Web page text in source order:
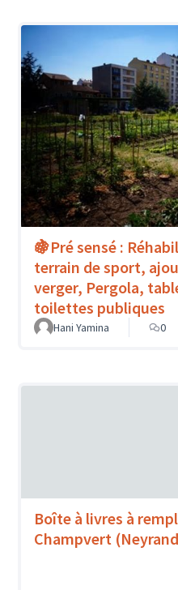
🍇Pré sensé :
terrain de sport,
verger, Pergola,
toilettes publiques
Hani Yamina 0
Boîte à livres à
Champvert